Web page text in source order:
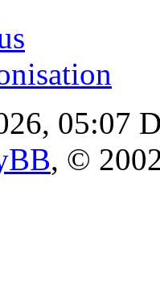
05:07
, ©